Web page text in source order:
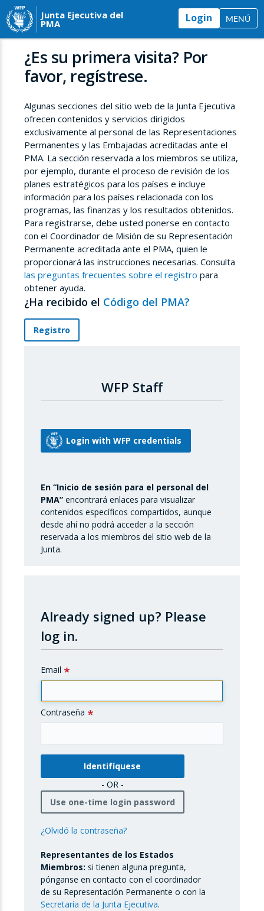
Junta Ejecutiva del
PMA Login MENÚ
¿Es su primera visita? Por
favor, regístrese.
Algunas secciones del sitio web de la Junta Ejecutiva
ofrecen contenidos y servicios dirigidos
exclusivamente al personal de las Representaciones
Permanentes y las Embajadas acreditadas ante el
PMA. La sección reservada a los miembros se utiliza,
por ejemplo, durante el proceso de revisión de los
planes estratégicos para los países e incluye
información para los países relacionada con los
programas, las finanzas y los resultados obtenidos.
Para registrarse, debe usted ponerse en contacto
con el Coordinador de Misión de su Representación
Permanente acreditada ante el PMA, quien le
proporcionará las instrucciones necesarias. Consulta
las preguntas frecuentes sobre el registro para
obtener ayuda.
¿Ha recibido el Código del PMA?
Registro
WFP Staff
En “Inicio de sesión para el personal del
PMA” encontrará enlaces para visualizar
contenidos específicos compartidos, aunque
desde ahí no podrá acceder a la sección
reservada a los miembros del sitio web de la
Junta.
Already signed up? Please
log in.
Email
Contraseña
- OR -
Use one-time login password
¿Olvidó la contraseña?
Representantes de los Estados
Miembros: si tienen alguna pregunta,
pónganse en contacto con el coordinador
de su Representación Permanente o con la
Secretaría de la Junta Ejecutiva.